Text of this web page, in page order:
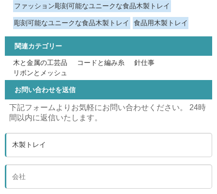
ファッション彫刻可能なユニークな食品木製トレイ
彫刻可能なユニークな食品木製トレイ 食品用木製トレイ
関連カテゴリー
木と金属の工芸品 コードと編み糸
針仕事
リボンとメッシュ
お問い合わせを送信
下記フォームよりお気軽にお問い合わせください。 24時
間以内に返信いたします。